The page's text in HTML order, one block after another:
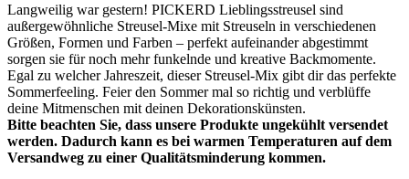
Langweilig war gestern! PICKERD Lieblingsstreusel sind
außergewöhnliche Streusel-Mixe mit Streuseln in verschiedenen
Größen, Formen und Farben – perfekt aufeinander abgestimmt
sorgen sie für noch mehr funkelnde und kreative Backmomente.
Egal zu welcher Jahreszeit, dieser Streusel-Mix gibt dir das perfekte
Sommerfeeling. Feier den Sommer mal so richtig und verblüffe
deine Mitmenschen mit deinen Dekorationskünsten.
Bitte beachten Sie, dass unsere Produkte ungekühlt versendet
werden. Dadurch kann es bei warmen Temperaturen auf dem
Versandweg zu einer Qualitätsminderung kommen.